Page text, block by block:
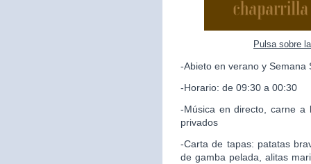
Pulsa sobre
-Abieto en verano y Semana
-Horario: de 09:30 a 00:30
-Música en directo, carne a
privados
-Carta de tapas: patatas
de gamba pelada, alitas